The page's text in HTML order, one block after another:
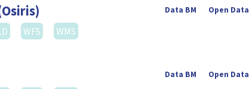
Open Data
Data BM
WFS WMS
Open Data
Data BM